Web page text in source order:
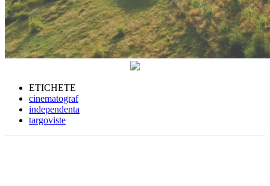
ETICHETE
cinematograf
independenta
targoviste